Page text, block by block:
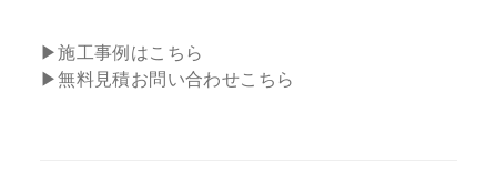
▶施工事例はこちら
▶無料見積お問い合わせこちら